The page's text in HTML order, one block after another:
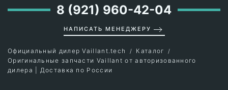
8 (921) 960-42-04
НАПИСАТЬ МЕНЕДЖЕРУ
Официальный дилер Vaillant.tech
Каталог
Оригинальные запчасти Vaillant от авторизованного
дилера | Доставка по России